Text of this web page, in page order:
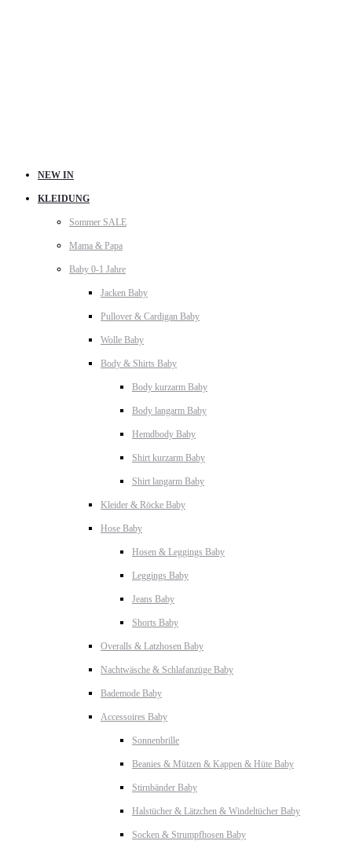
NEW IN
KLEIDUNG
Sommer SALE
Mama & Papa
Baby 0-1 Jahre
Jacken Baby
Pullover & Cardigan Baby
Wolle Baby
Body & Shirts Baby
Body kurzarm Baby
Body langarm Baby
Hemdbody Baby
Shirt kurzarm Baby
Shirt langarm Baby
Kleider & Röcke Baby
Hose Baby
Hosen & Leggings Baby
Leggings Baby
Jeans Baby
Shorts Baby
Overalls & Latzhosen Baby
Nachtwäsche & Schlafanzüge Baby
Bademode Baby
Accessoires Baby
Sonnenbrille
Beanies & Mützen & Kappen & Hüte Baby
Stirnbänder Baby
Halstücher & Lätzchen & Windeltücher Baby
Socken & Strumpfhosen Baby